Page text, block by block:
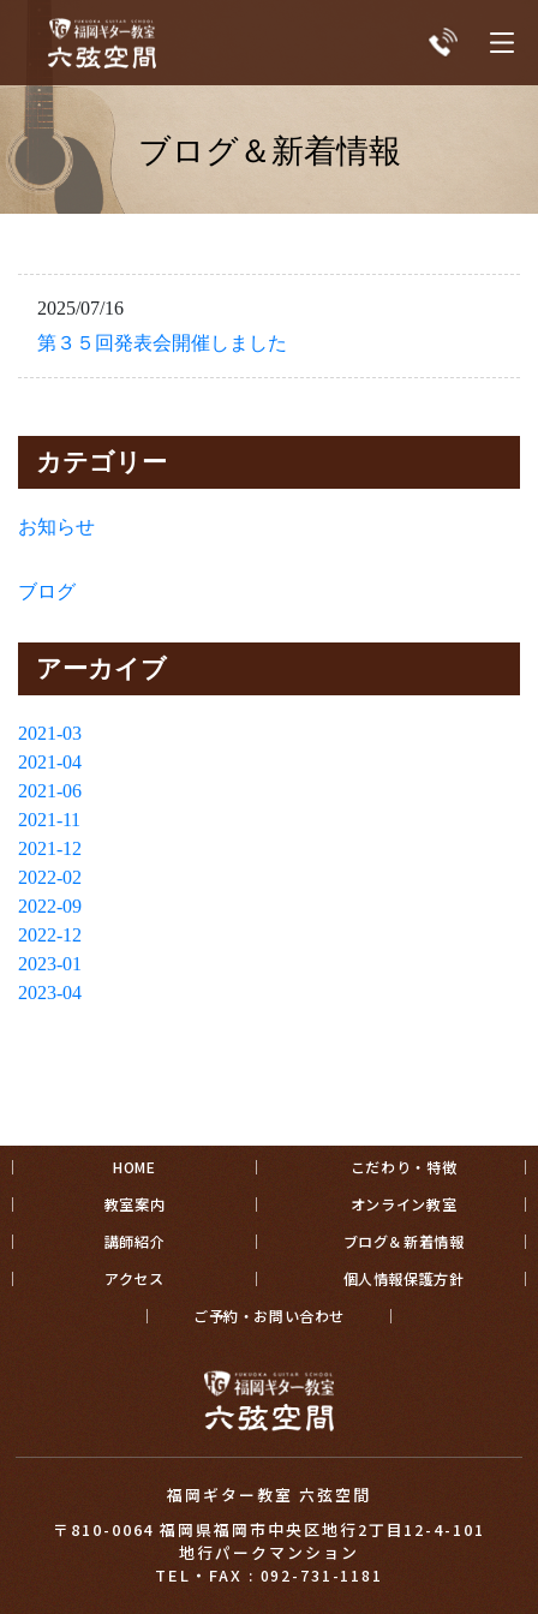
ブログ＆新着情報
2025/07/16
第３５回発表会開催しました
カテゴリー
お知らせ
ブログ
アーカイブ
2021-03
2021-04
2021-06
2021-11
2021-12
2022-02
2022-09
2022-12
2023-01
2023-04
HOME
こだわり・特徴
教室案内
オンライン教室
講師紹介
ブログ＆新着情報
アクセス
個人情報保護方針
ご予約・お問い合わせ
福岡ギター教室 六弦空間
〒810-0064 福岡県福岡市中央区地行2丁目12-4-101
地行パークマンション
TEL・FAX : 092-731-1181